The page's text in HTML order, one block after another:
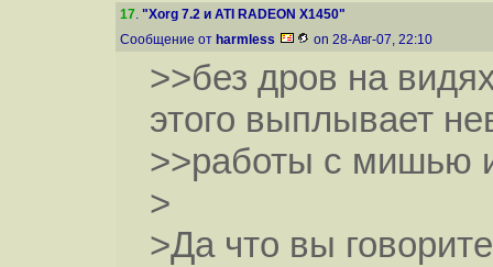
17. "Xorg 7.2 и ATI RADEON X1450"
Сообщение от harmless on 28-Авг-07, 22:10
>>без дров на
этого выплывает
>>работы с мишью
>
>Да что вы